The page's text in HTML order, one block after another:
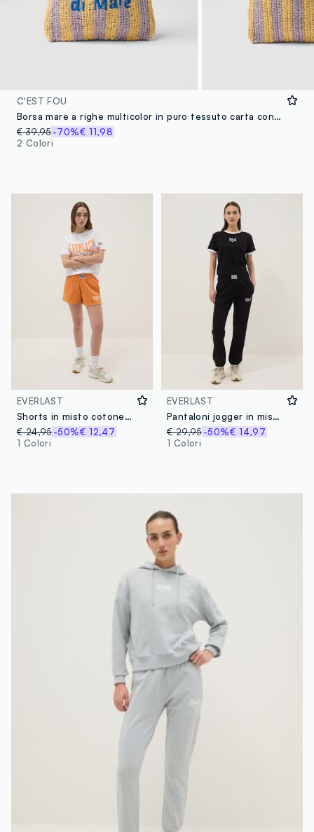
C'EST FOU
Borsa mare a righe multicolor in puro tessuto carta con scritta
€ 39,95-70%€ 11,98
2 Colori
EVERLAST
Shorts in misto cotone arancioni regular fit con logo Everlast
€ 24,95-50%€ 12,47
1 Colori
EVERLAST
Pantaloni jogger in misto cotone a righe multicolor regular fit con logo
€ 29,95 -50%€ 14,97
1 Colori